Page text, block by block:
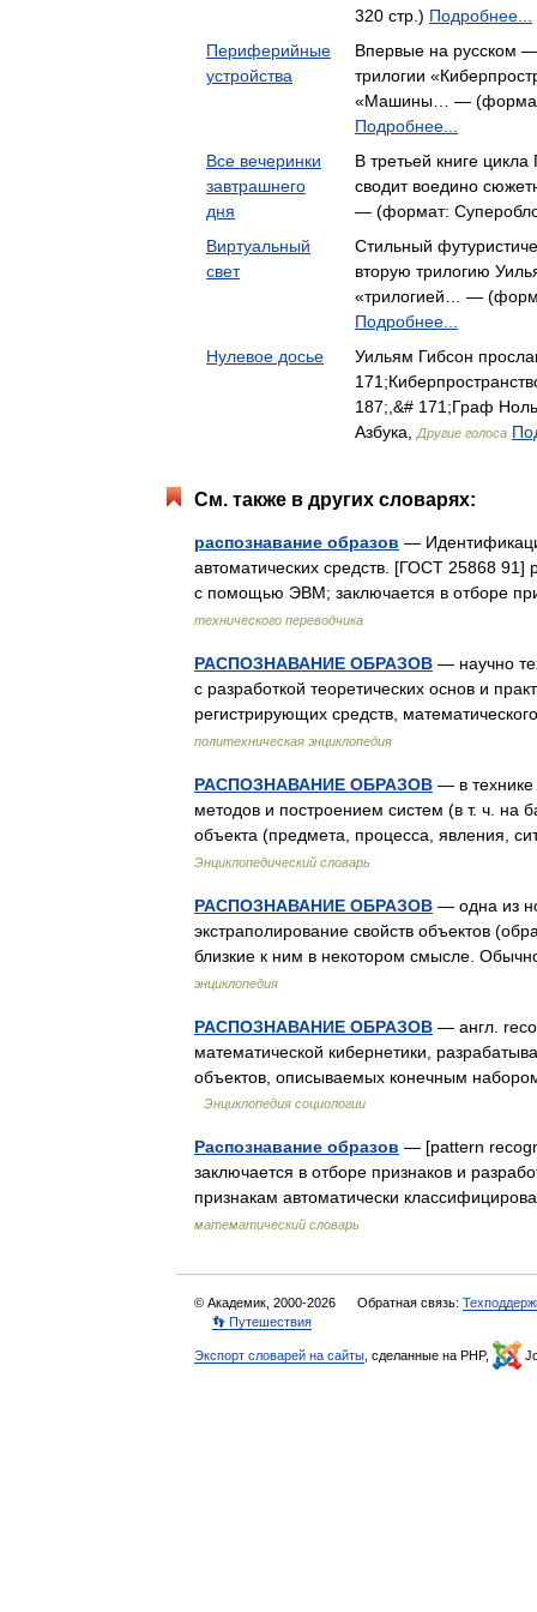
320 стр.) Подробнее...
Периферийные
устройства
Впервые на русском
трилогии
«Машины… —
Подробнее...
Все вечеринки
завтрашнего
дня
В третьей книге цикла
сводит воедино
— (формат:
Виртуальный
свет
Стильный
вторую трилогию
«трилогией… —
Подробнее...
Нулевое досье
Уильям Гибсон
187;,&# 171;Граф
Азбука,
Другие голоса
См. также в других словарях:
распознавание образов —
автоматических средств. [ГОСТ 25868 91]
с помощью ЭВМ; заключается в отборе
технического переводчика
РАСПОЗНАВАНИЕ ОБРАЗОВ — научно
с разработкой теоретических основ и
регистрирующих средств,
политехническая энциклопедия
РАСПОЗНАВАНИЕ ОБРАЗОВ — в технике
методов и построением систем (в т. ч. на
объекта (предмета, процесса, явления,
Энциклопедический словарь
РАСПОЗНАВАНИЕ ОБРАЗОВ — одна из
экстраполирование свойств объектов
близкие к ним в некотором смысле.
энциклопедия
РАСПОЗНАВАНИЕ ОБРАЗОВ — англ.
математической кибернетики,
объектов, описываемых конечным
Энциклопедия социологии
Распознавание образов — [pat­tern
заключается в отборе признаков и
признакам автоматически
математический словарь
© Академик, 2000-2026 Обратная связь:
👣 Путешествия
Экспорт словарей на сайты , сделанные на PHP,